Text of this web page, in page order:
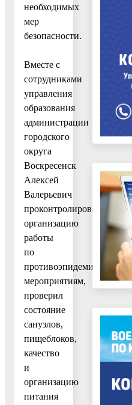
необходимых
мер
безопасности.
Вместе с
сотрудниками
управления
образования
администрации
городского
округа
Воскресенск
Алексей
Валерьевич
проконтролировал
организацию
работы
по
мероприятиям,
проверил
состояние
санузлов,
пищеблоков,
качество
и
организацию
питания